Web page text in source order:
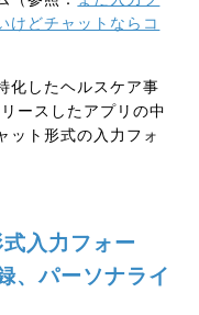
けどチャットならコ
化したヘルスケア事
ースしたアプリの中
ット形式の入力フォ
入力フォー
、パーソナライ